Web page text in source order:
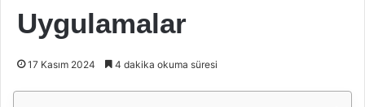
Uygulamalar
17 Kasım 2024 4 dakika okuma süresi